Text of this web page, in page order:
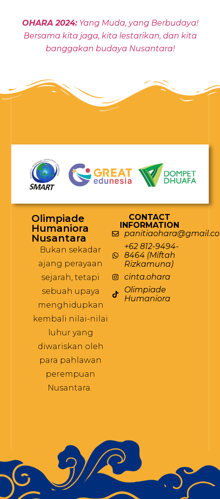
OHARA 2024:Yang Muda, yang Berbudaya!
Bersama kita jaga, kita lestarikan, dan kita
banggakan budaya Nusantara!
Olimpiade
Humaniora
Nusantara
Bukan sekadar
ajang perayaan
sejarah, tetapi
sebuah upaya
menghidupkan
kembali nilai-nilai
luhur yang
diwariskan oleh
para pahlawan
perempuan
Nusantara.
CONTACT
INFORMATION
+62 812-9494-
8464 (Miftah
Rizkamuna)
cinta.ohara
Olimpiade
Humaniora